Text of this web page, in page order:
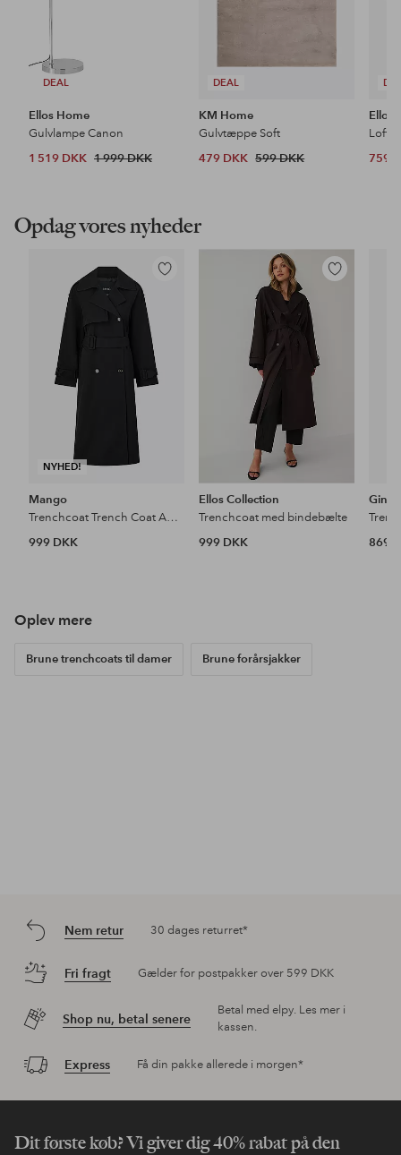
DEAL
Ellos Home
Gulvlampe Canon
1 519 DKK 1 999 DKK
DEAL
KM Home
Gulvtæppe Soft
479 DKK 599 DKK
Ellos
759
Opdag vores nyheder
NYHED!
Tilføj
Mango
Trenchcoat Trench Coat Angela
999 DKK
Tilføj
Ellos Collection
Trenchcoat med bindebælte
999 DKK
Gina
869
Oplev mere
Brune trenchcoats til damer Brune forårsjakker
Nem retur 30 dages returret*
Fri fragt Gælder for postpakker over 599 DKK
Shop nu, betal senere
Betal med elpy. Les mer i
kassen.
Express Få din pakke allerede i morgen*
Dit første køb? Vi giver dig 40% rabat på den